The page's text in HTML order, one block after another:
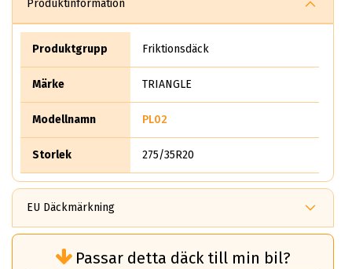
Produktinformation
Produktgrupp Friktionsdäck
Märke TRIANGLE
Modellnamn PL02
Storlek 275/35R20
EU Däckmärkning
bränsleförbrukningen)
Passar detta däck till min bil?